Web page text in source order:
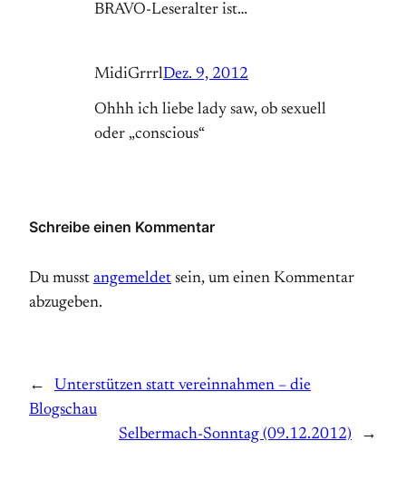
BRAVO-Leseralter ist…
MidiGrrrlDez. 9, 2012
Ohhh ich liebe lady saw, ob sexuell
oder „conscious“
Schreibe einen Kommentar
Du musst angemeldet sein, um einen Kommentar
abzugeben.
←
Unterstützen statt vereinnahmen – die
Blogschau
Selbermach-Sonntag (09.12.2012)
→